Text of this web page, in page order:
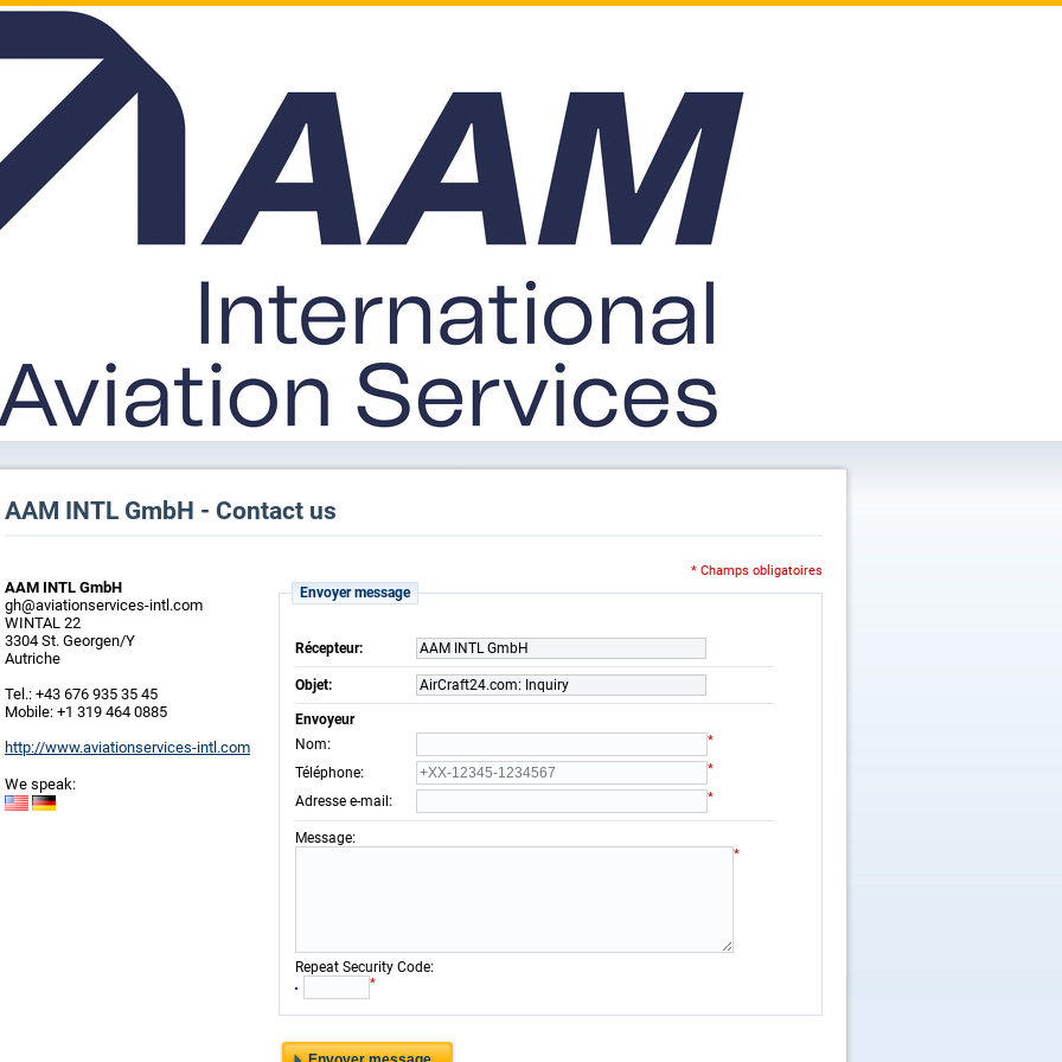
AAM INTL GmbH - Contact us
AAM INTL GmbH
gh@aviationservices-intl.com
WINTAL 22
3304 St. Georgen/Y
Autriche
Tel.: +43 676 935 35 45
Mobile: +1 319 464 0885
http://www.aviationservices-intl.com
We speak:
* Champs obligatoires
Envoyer message
Récepteur: AAM INTL GmbH
Objet: AirCraft24.com: Inquiry
Envoyeur
Nom: *
Téléphone: *
Adresse e-mail : *
Message:
*
Repeat Security Code:
*